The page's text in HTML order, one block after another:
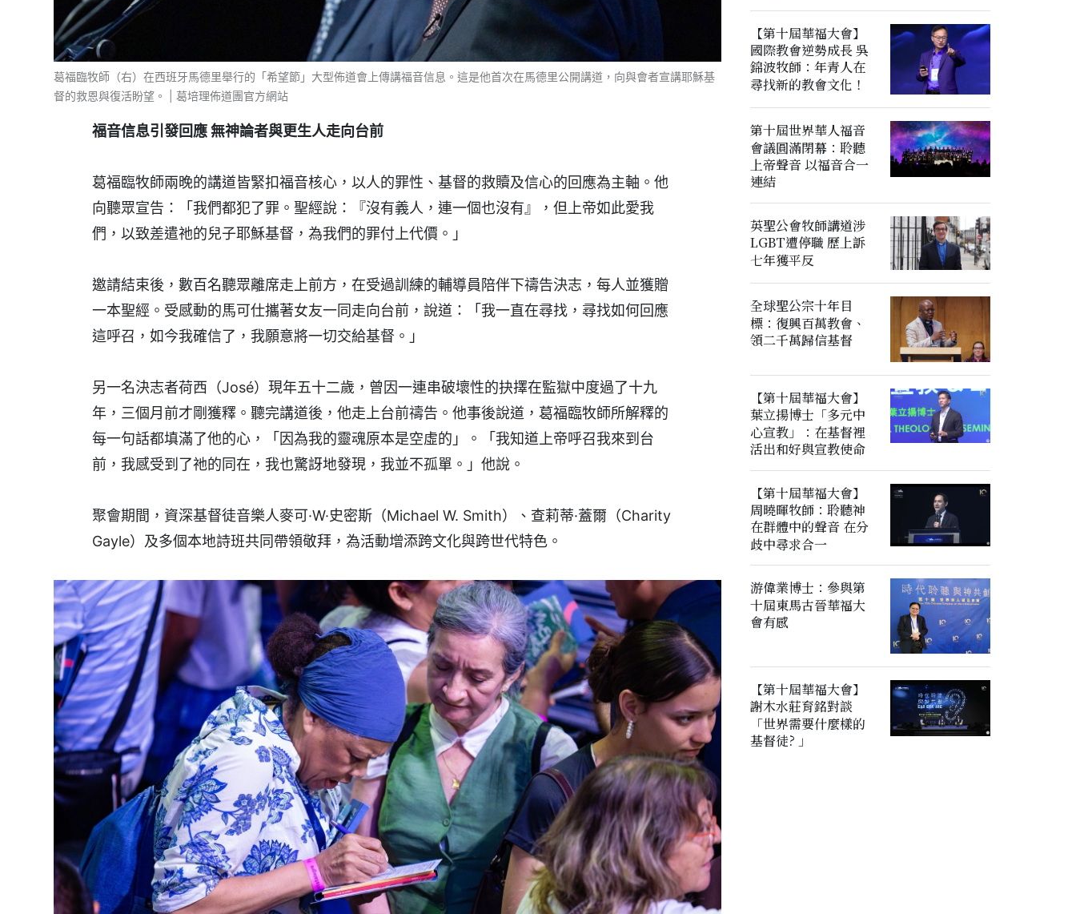
葛福臨牧師（右）在西班牙馬德里舉行的「希望節」大型佈道會上傳講福音信息。這是他首次在馬德里公開講道，向與會者宣講耶穌基
督的救恩與復活盼望。 | 葛培理佈道團官方網站
福音信息引發回應無神論者與更生人走向台前
葛福臨牧師兩晚的講道皆緊扣福音核心，以人的罪性、基督的救贖及信心的回應為主軸。他
向聽眾宣告：「我們都犯了罪。聖經說：『沒有義人，連一個也沒有』，但上帝如此愛我
們，以致差遣祂的兒子耶穌基督，為我們的罪付上代價。」
邀請結束後，數百名聽眾離席走上前方，在受過訓練的輔導員陪伴下禱告決志，每人並獲贈
一本聖經。受感動的馬可仕攜著女友一同走向台前，說道：「我一直在尋找，尋找如何回應
這呼召，如今我確信了，我願意將一切交給基督。」
另一名決志者荷西（José）現年五十二歲，曾因一連串破壞性的抉擇在監獄中度過了十九
年，三個月前才剛獲釋。聽完講道後，他走上台前禱告。他事後說道，葛福臨牧師所解釋的
每一句話都填滿了他的心，「因為我的靈魂原本是空虛的」。「我知道上帝呼召我來到台
前，我感受到了祂的同在，我也驚訝地發現，我並不孤單。」他說。
聚會期間，資深基督徒音樂人麥可·W·史密斯（Michael W. Smith）、查莉蒂·蓋爾（Charity
Gayle）及多個本地詩班共同帶領敬拜，為活動增添跨文化與跨世代特色。
【第十屆華福大會】
國際教會逆勢成長 吳
錦波牧師：年青人在
尋找新的教會文化！
第十屆世界華人福音
會議圓滿閉幕：聆聽
上帝聲音 以福音合一
連結
英聖公會牧師講道涉
LGBT遭停職 歷上訴
七年獲平反
全球聖公宗十年目
標：復興百萬教會、
領二千萬歸信基督
【第十屆華福大會】
葉立揚博士「多元中
心宣教」：在基督裡
活出和好與宣教使命
【第十屆華福大會】
周曉暉牧師：聆聽神
在群體中的聲音 在分
歧中尋求合一
游偉業博士：參與第
十屆東馬古晉華福大
會有感
【第十屆華福大會】
謝木水莊育銘對談
「世界需要什麼樣的
基督徒? 」